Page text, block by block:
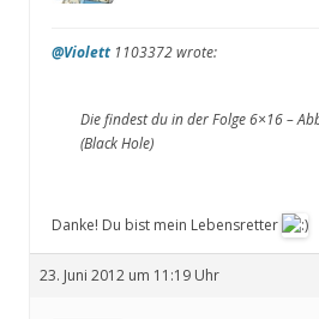
@Violett 1103372 wrote:
Die findest du in der Folge 6×16 –
(Black Hole)
Danke! Du bist mein Lebensretter
23. Juni 2012 um 11:19 Uhr